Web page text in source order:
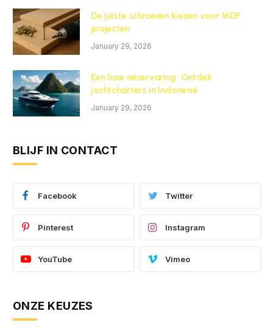
De juiste schroeven kiezen voor MDF
projecten
January 29, 2026
Een luxe reiservaring: Ontdek
jachtcharters in Indonesië
January 29, 2026
BLIJF IN CONTACT
Facebook Twitter
Pinterest Instagram
YouTube Vimeo
ONZE KEUZES